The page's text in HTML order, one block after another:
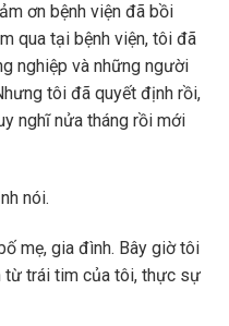
ơn bệnh viện đã bồi
qua tại bệnh viện, tôi đã
nghiệp và những người
tôi đã quyết định rồi,
nghĩ nửa tháng rồi mới
nói.
mẹ, gia đình. Bây giờ tôi
từ trái tim của tôi, thực sự